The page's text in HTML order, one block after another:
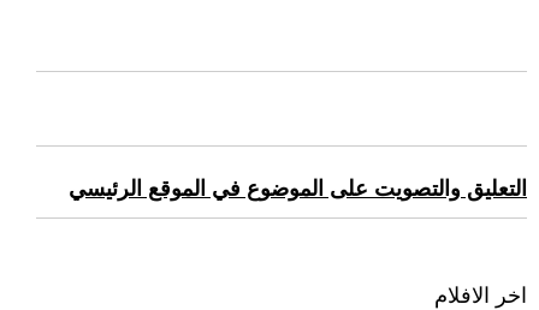
التعليق والتصويت على الموضوع في الموقع الرئيسي
اخر الافلام